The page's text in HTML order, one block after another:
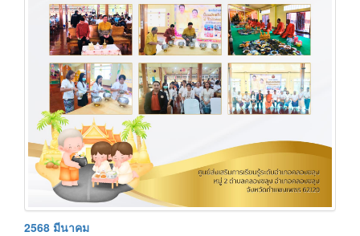
2568 มีนาคม